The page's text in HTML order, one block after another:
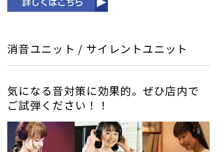
消音ユニット / サイレントユニット
気になる音対策に効果的。ぜひ店内で
ご試弾ください！！